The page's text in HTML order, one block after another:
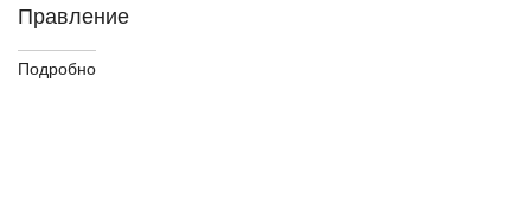
Правление
Подробно